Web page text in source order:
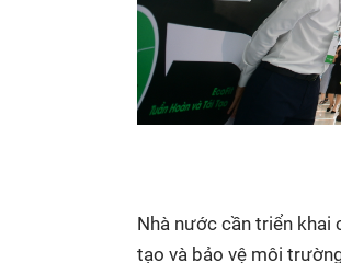
Nhà nước cần triển khai
tạo và bảo vệ môi